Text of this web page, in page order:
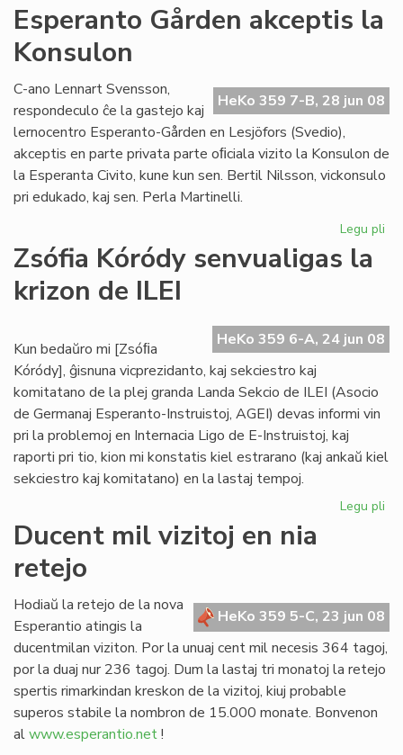
Esperanto Gården akceptis la
Konsulon
HeKo 359 7-B, 28 jun 08
C-ano Lennart Svensson,
respondeculo ĉe la gastejo kaj
lernocentro Esperanto-Gården en Lesjöfors (Svedio),
akceptis en parte privata parte oﬁciala vizito la Konsulon de
la Esperanta Civito, kune kun sen. Bertil Nilsson, vickonsulo
pri edukado, kaj sen. Perla Martinelli.
Legu pli
Zsófia Kóródy senvualigas la
krizon de ILEI
HeKo 359 6-A, 24 jun 08
Kun bedaŭro mi [Zsóﬁa
Kóródy], ĝisnuna vicprezidanto, kaj sekciestro kaj
komitatano de la plej granda Landa Sekcio de ILEI (Asocio
de Germanaj Esperanto-Instruistoj, AGEI) devas informi vin
pri la problemoj en Internacia Ligo de E-Instruistoj, kaj
raporti pri tio, kion mi konstatis kiel estrarano (kaj ankaŭ kiel
sekciestro kaj komitatano) en la lastaj tempoj.
Legu pli
Ducent mil vizitoj en nia
retejo
HeKo 359 5-C, 23 jun 08
Hodiaŭ la retejo de la nova
Esperantio atingis la
ducentmilan viziton. Por la unuaj cent mil necesis 364 tagoj,
por la duaj nur 236 tagoj. Dum la lastaj tri monatoj la retejo
spertis rimarkindan kreskon de la vizitoj, kiuj probable
superos stabile la nombron de 15.000 monate. Bonvenon
alwww.esperantio.net!